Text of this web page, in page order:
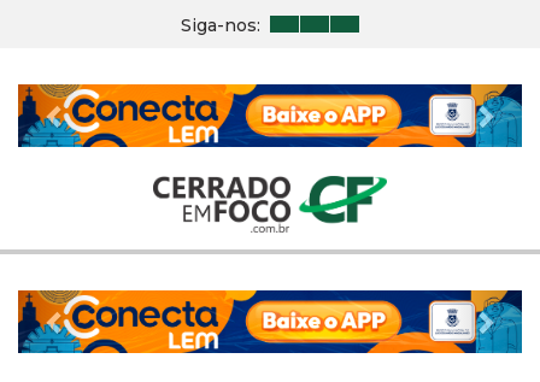
Siga-nos:
Previous Next
Previous Next